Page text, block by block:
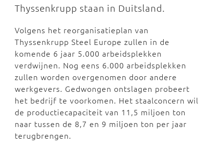
Thyssenkrupp staan in Duitsland.
Volgens het reorganisatieplan van
Thyssenkrupp Steel Europe zullen in de
komende 6 jaar 5.000 arbeidsplekken
verdwijnen. Nog eens 6.000 arbeidsplekken
zullen worden overgenomen door andere
werkgevers. Gedwongen ontslagen probeert
het bedrijf te voorkomen. Het staalconcern wil
de productiecapaciteit van 11,5 miljoen ton
naar tussen de 8,7 en 9 miljoen ton per jaar
terugbrengen.